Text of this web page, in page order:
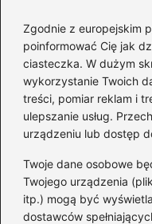
Zgodnie z europejskim
poinformować Cię jak
ciasteczka. W dużym
wykorzystanie Twoich
treści, pomiar reklam i
ulepszanie usług.
urządzeniu lub dostęp
Twoje dane osobowe
Twojego urządzenia
itp.) mogą być
dostawców
w jej różnych
instrumentów, przez
radiowe, które nadają
zarówno klasycznymi
trendami, łącząc
Na
zastosowaniem, a
zespołów i
stacjom radiowym —
jaką odgrywają